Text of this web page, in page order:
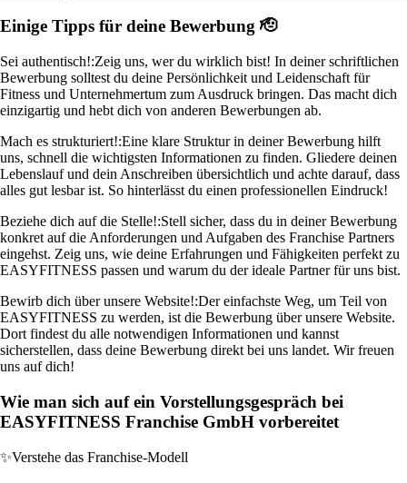
Einige Tipps für deine Bewerbung 🫡
Sei authentisch!:Zeig uns, wer du wirklich bist! In deiner schriftlichen
Bewerbung solltest du deine Persönlichkeit und Leidenschaft für
Fitness und Unternehmertum zum Ausdruck bringen. Das macht dich
einzigartig und hebt dich von anderen Bewerbungen ab.
Mach es strukturiert!:Eine klare Struktur in deiner Bewerbung hilft
uns, schnell die wichtigsten Informationen zu finden. Gliedere deinen
Lebenslauf und dein Anschreiben übersichtlich und achte darauf, dass
alles gut lesbar ist. So hinterlässt du einen professionellen Eindruck!
Beziehe dich auf die Stelle!:Stell sicher, dass du in deiner Bewerbung
konkret auf die Anforderungen und Aufgaben des Franchise Partners
eingehst. Zeig uns, wie deine Erfahrungen und Fähigkeiten perfekt zu
EASYFITNESS passen und warum du der ideale Partner für uns bist.
Bewirb dich über unsere Website!:Der einfachste Weg, um Teil von
EASYFITNESS zu werden, ist die Bewerbung über unsere Website.
Dort findest du alle notwendigen Informationen und kannst
sicherstellen, dass deine Bewerbung direkt bei uns landet. Wir freuen
uns auf dich!
Wie man sich auf ein Vorstellungsgespräch bei
EASYFITNESS Franchise GmbH vorbereitet
✨Verstehe das Franchise-Modell